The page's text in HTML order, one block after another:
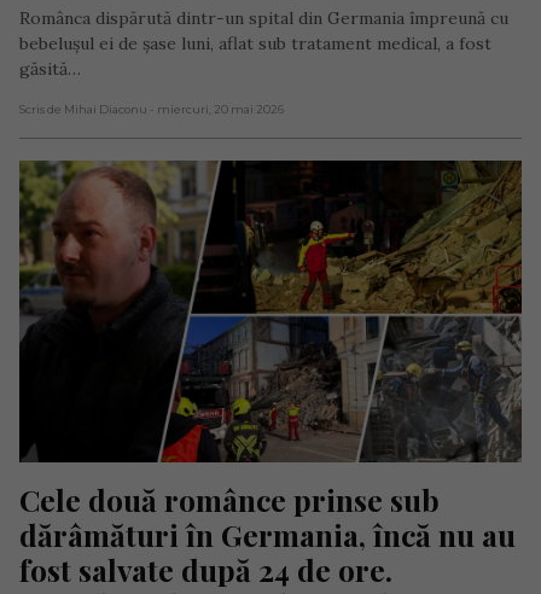
Românca dispărută dintr-un spital din Germania împreună cu
bebelușul ei de șase luni, aflat sub tratament medical, a fost
găsită…
Scris de Mihai Diaconu - miercuri, 20 mai 2026
Cele două românce prinse sub
dărâmături în Germania, încă nu au
fost salvate după 24 de ore.